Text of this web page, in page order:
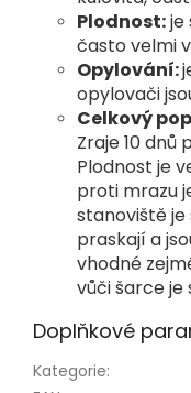
Plodnost:je
často velmi
Opylování:
opylovači
Celkový
Zraje 10 dnů
Plodnost je
proti mrazu
stanoviště
praskají a
vhodné
vůči šarce
Doplňkové
Kategorie: